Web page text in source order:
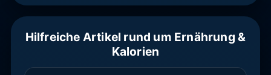
Hilfreiche Artikel rund um Ernährung &
Kalorien